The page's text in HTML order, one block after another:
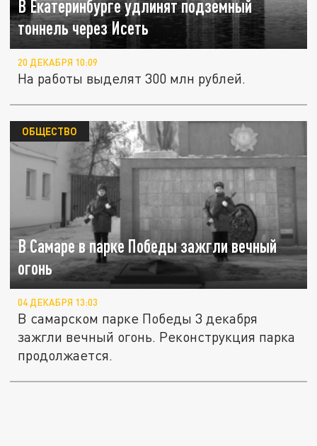
В Екатеринбурге удлинят подземный
тоннель через Исеть
20 ДЕКАБРЯ 10:09
На работы выделят 300 млн рублей.
В Самаре в парке Победы зажгли вечный
огонь
ОБЩЕСТВО
04 ДЕКАБРЯ 13:03
В самарском парке Победы 3 декабря
зажгли вечный огонь. Реконструкция парка
продолжается.